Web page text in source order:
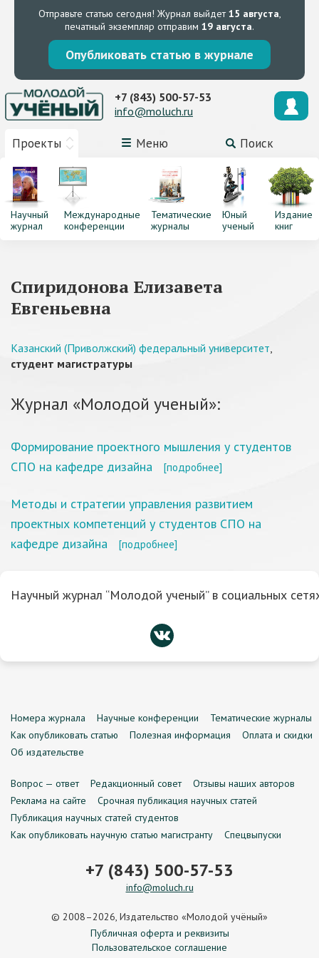
Отправьте статью сегодня! Журнал выйдет15 августа,
печатный экземпляр отправим 19 августа.
Опубликовать статью в журнале
Проекты Меню Поиск
+7 (843) 500-57-53
info@moluch.ru
Научный
журнал
Международные
конференции
Тематические
журналы
Юный
ученый
Издание
книг
Спиридонова Елизавета
Евгеньевна
Казанский (Приволжский) федеральный университет,
студент магистратуры
Журнал «Молодой ученый»:
Формирование проектного мышления у студентов
СПО на кафедре дизайна
[подробнее]
Методы и стратегии управления развитием
проектных компетенций у студентов СПО на
кафедре дизайна
[подробнее]
Научный журнал “Молодой ученый” в социальных
Номера журнала Научные конференции
Тематические журналы
Как опубликовать статью
Полезная информация
Оплата и скидки
Об издательстве
Вопрос — ответ Редакционный совет
Отзывы наших авторов
Реклама на сайте
Срочная публикация научных статей
Публикация научных статей студентов
Как опубликовать научную статью магистранту
Спецвыпуски
+7 (843) 500-57-53
info@moluch.ru
© 2008–2026, Издательство «Молодой учёный»
Публичная оферта и реквизиты
Пользовательское соглашение